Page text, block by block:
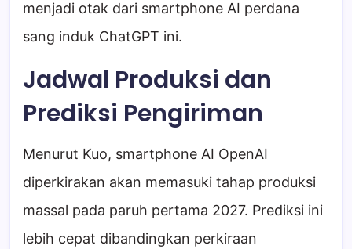
menjadi otak dari smartphone AI perdana
sang induk ChatGPT ini.
Jadwal Produksi dan
Prediksi Pengiriman
Menurut Kuo, smartphone AI OpenAI
diperkirakan akan memasuki tahap produksi
massal pada paruh pertama 2027. Prediksi ini
lebih cepat dibandingkan perkiraan